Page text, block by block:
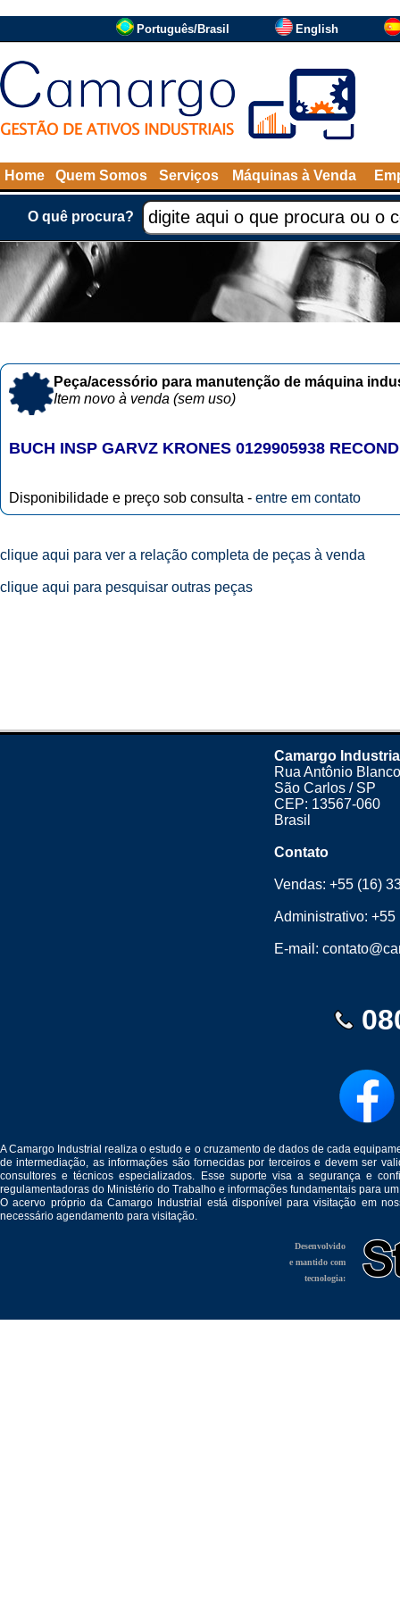
Português/Brasil English
Home Quem Somos Serviços Máquinas à Venda
O quê procura?
Peça/acessório para manutenção de máquina
Item novo à venda (sem uso)
BUCH INSP GARVZ KRONES 0129905938
Disponibilidade e preço sob consulta - entre em contato
clique aqui para ver a relação completa de peças à venda
clique aqui para pesquisar outras peças
Camargo
Rua Antônio
São Carlos / SP
CEP: 13567-060
Brasil
Contato
Vendas:+55 (16)
Administrativo:+55
E-mail:
A Camargo Industrial realiza o estudo e o cruzamento de dados de cada
de intermediação, as informações são fornecidas por terceiros e devem ser
consultores e técnicos especializados. Esse suporte visa a segurança e
regulamentadoras do Ministério do Trabalho e informações fundamentais para
O acervo próprio da Camargo Industrial está disponível para visitação em
necessário agendamento para visitação.
Desenvolvido
e mantido com
tecnologia: